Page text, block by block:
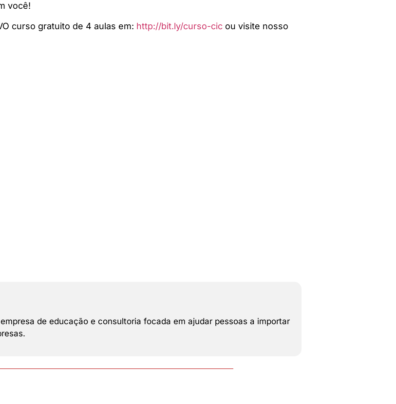
você!
curso gratuito de 4 aulas em: http://bit.ly/curso-cic ou visite nosso
de educação e consultoria focada em ajudar pessoas a importar